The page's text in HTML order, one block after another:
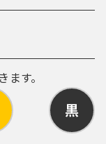
す。
黒